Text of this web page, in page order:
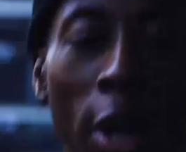
BRANDS
ABOUT US
LOCATION
CONTACT US
日本語
SHOP